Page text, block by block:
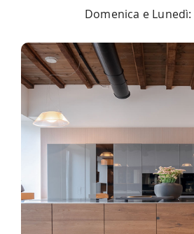
Domenica e Lunedì: